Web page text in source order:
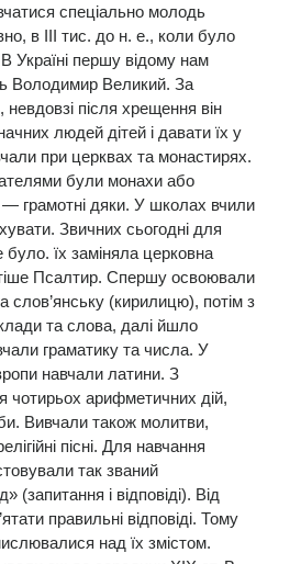
спеціально молодь
в III тис. до н. е., коли було
Україні першу відому нам
Володимир Великий. За
невдовзі після хрещення він
людей дітей і давати їх у
при церквах та монастирях.
були монахи або
— грамотні дяки. У школах вчили
Звичних сьогодні для
було. їх заміняла церковна
Псалтир. Спершу освоювали
слов’янську (кирилицю), потім з
та слова, далі йшло
граматику та числа. У
навчали латини. З
чотирьох арифметичних дій,
Вивчали також молитви,
пісні. Для навчання
так званий
(запитання і відповіді). Від
правильні відповіді. Тому
над їх змістом.